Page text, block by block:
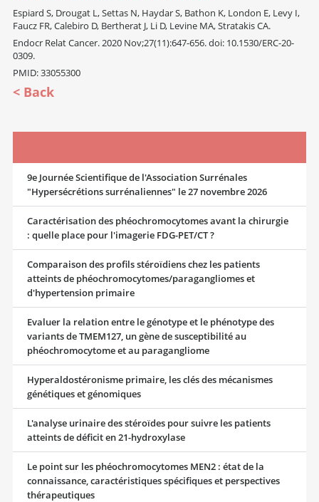
Espiard S, Drougat L, Settas N, Haydar S, Bathon K, London E, Levy I,
Faucz FR, Calebiro D, Bertherat J, Li D, Levine MA, Stratakis CA.
Endocr Relat Cancer. 2020 Nov;27(11):647-656. doi: 10.1530/ERC-20-
0309.
PMID: 33055300
Back
9e Journée Scientifique de l'Association Surrénales
"Hypersécrétions surrénaliennes" le 27 novembre 2026
Caractérisation des phéochromocytomes avant la chirurgie
: quelle place pour l'imagerie FDG-PET/CT ?
Comparaison des profils stéroïdiens chez les patients
atteints de phéochromocytomes/paragangliomes et
d'hypertension primaire
Evaluer la relation entre le génotype et le phénotype des
variants de TMEM127, un gène de susceptibilité au
phéochromocytome et au paragangliome
Hyperaldostéronisme primaire, les clés des mécanismes
génétiques et génomiques
L'analyse urinaire des stéroïdes pour suivre les patients
atteints de déficit en 21-hydroxylase
Le point sur les phéochromocytomes MEN2 : état de la
connaissance, caractéristiques spécifiques et perspectives
thérapeutiques